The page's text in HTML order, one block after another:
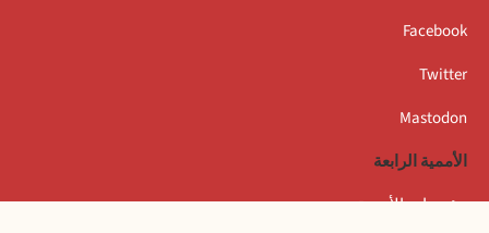
Facebook
Twitter
Mastodon
الأممية الرابعة
مؤتمرات الأممية